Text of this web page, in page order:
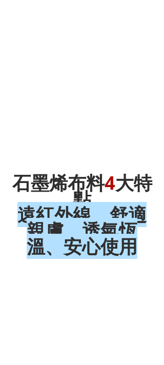
石墨烯布料4大特
點
遠紅外線、舒適
親膚、透氣恆
溫、安心使用